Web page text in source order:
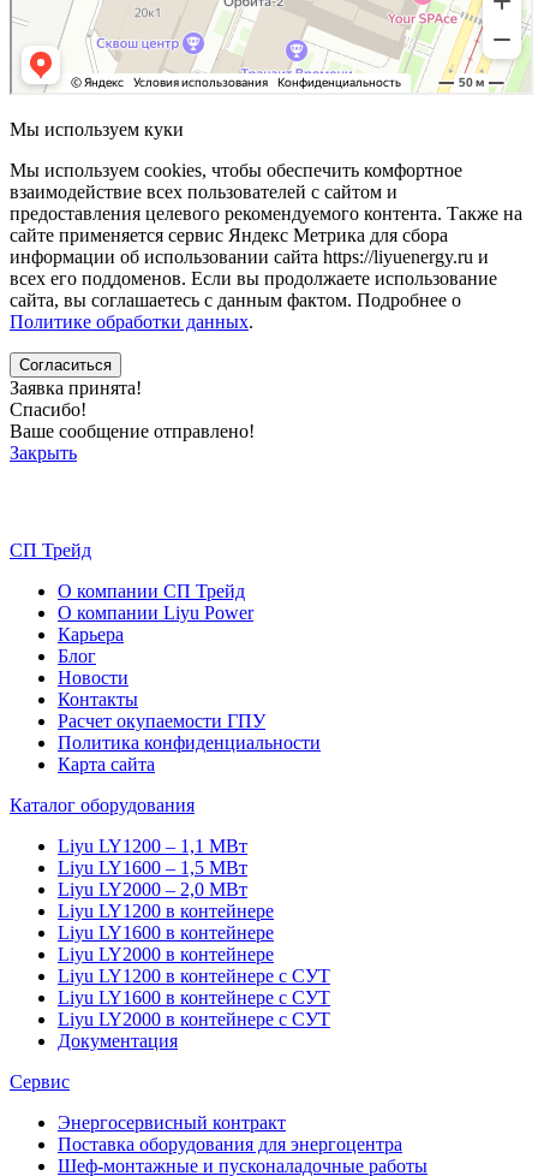
Мы используем куки
Мы используем cookies, чтобы обеспечить комфортное
взаимодействие всех пользователей с сайтом и
предоставления целевого рекомендуемого контента. Также на
сайте применяется сервис Яндекс Метрика для сбора
информации об использовании сайта https://liyuenergy.ru и
всех его поддоменов. Если вы продолжаете использование
сайта, вы соглашаетесь с данным фактом. Подробнее о
Политике обработки данных.
Заявка принята!
Спасибо!
Ваше сообщение отправлено!
Закрыть
СП Трейд
О компании СП Трейд
О компании Liyu Power
Карьера
Блог
Новости
Контакты
Расчет окупаемости ГПУ
Политика конфиденциальности
Карта сайта
Каталог оборудования
Liyu LY1200 – 1,1 МВт
Liyu LY1600 – 1,5 МВт
Liyu LY2000 – 2,0 МВт
Liyu LY1200 в контейнере
Liyu LY1600 в контейнере
Liyu LY2000 в контейнере
Liyu LY1200 в контейнере с СУТ
Liyu LY1600 в контейнере с СУТ
Liyu LY2000 в контейнере с СУТ
Документация
Сервис
Энергосервисный контракт
Поставка оборудования для энергоцентра
Шеф-монтажные и пусконаладочные работы